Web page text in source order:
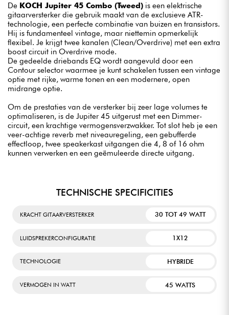
De KOCH Jupiter 45 Combo (Tweed) is een elektrische
gitaarversterker die gebruik maakt van de exclusieve ATR-
technologie, een perfecte combinatie van buizen en transistors.
Hij is fundamenteel vintage, maar niettemin opmerkelijk
flexibel. Je krijgt twee kanalen (Clean/Overdrive) met een extra
boost circuit in Overdrive mode.
De gedeelde driebands EQ wordt aangevuld door een
Contour selector waarmee je kunt schakelen tussen een vintage
optie met rijke, warme tonen en een modernere, open
midrange optie.
Om de prestaties van de versterker bij zeer lage volumes te
optimaliseren, is de Jupiter 45 uitgerust met een Dimmer-
circuit, een krachtige vermogensverzwakker. Tot slot heb je een
veer-achtige reverb met niveauregeling, een gebufferde
effectloop, twee speakerkast uitgangen die 4, 8 of 16 ohm
kunnen verwerken en een geëmuleerde directe uitgang.
TECHNISCHE SPECIFICITIES
KRACHT GITAARVERSTERKER 30 TOT 49 WATT
LUIDSPREKERCONFIGURATIE 1X12
TECHNOLOGIE HYBRIDE
VERMOGEN IN WATT 45 WATTS